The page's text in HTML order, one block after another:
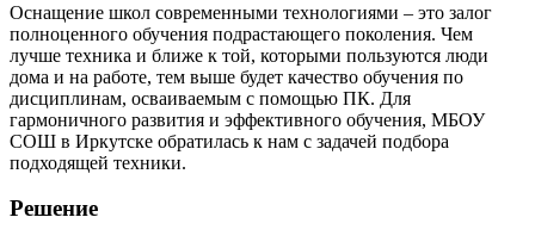
Оснащение школ современными технологиями – это залог
полноценного обучения подрастающего поколения. Чем
лучше техника и ближе к той, которыми пользуются люди
дома и на работе, тем выше будет качество обучения по
дисциплинам, осваиваемым с помощью ПК. Для
гармоничного развития и эффективного обучения, МБОУ
СОШ в Иркутске обратилась к нам с задачей подбора
подходящей техники.
Решение